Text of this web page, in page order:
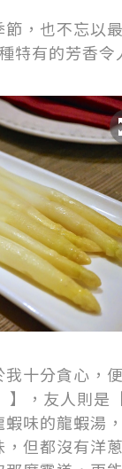
節，也不忘
特有的芳香令
我十分貪心
，友人則是
味的龍蝦湯
但都沒有洋